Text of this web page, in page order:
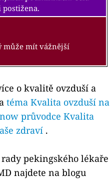
může mít vážnější
o kvalitě ovzduší a
téma Kvalita ovzduší na
průvodce Kvalita
zdraví .
pekingského lékaře
najdete na blogu